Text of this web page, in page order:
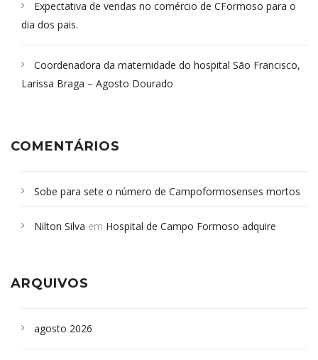
Expectativa de vendas no comércio de CFormoso para o
dia dos pais.
Coordenadora da maternidade do hospital São Francisco,
Larissa Braga – Agosto Dourado
COMENTÁRIOS
Sobe para sete o número de Campoformosenses mortos
Campoformosenses que morreram em desabamentos são
Nilton Silva em Hospital de Campo Formoso adquire
ARQUIVOS
agosto 2026